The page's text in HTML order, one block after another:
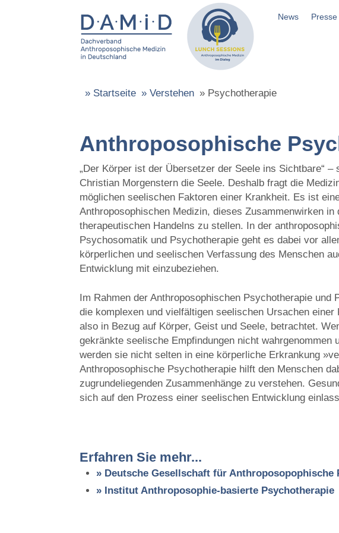
News Presse
» Startseite » Verstehen » Psychotherapie
Anthroposophische
„Der Körper ist der Übersetzer der Seele ins Sichtbare“ –
Christian Morgenstern die Seele. Deshalb fragt die
möglichen seelischen Faktoren einer Krankheit. Es ist
Anthroposophischen Medizin, dieses Zusammenwirken in
therapeutischen Handelns zu stellen. In der
Psychosomatik und Psychotherapie geht es dabei vor
körperlichen und seelischen Verfassung des Menschen
Entwicklung mit einzubeziehen.
Im Rahmen der Anthroposophischen Psychotherapie und
die komplexen und vielfältigen seelischen Ursachen einer
also in Bezug auf Körper, Geist und Seele, betrachtet.
gekränkte seelische Empfindungen nicht wahrgenommen
werden sie nicht selten in eine körperliche Erkrankung
Anthroposophische Psychotherapie hilft den Menschen
zugrundeliegenden Zusammenhänge zu verstehen.
sich auf den Prozess einer seelischen Entwicklung
Erfahren Sie mehr...
» Deutsche Gesellschaft für Anthroposopophische
» Institut Anthroposophie-basierte Psychotherapie